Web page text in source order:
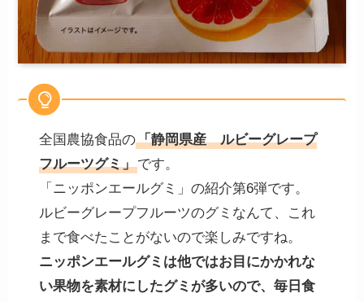
全国農協食品の「静岡県産 ルビーグレープ
フルーツグミ」です。
「ニッポンエールグミ」の紹介第6弾です。
ルビーグレープフルーツのグミなんて、これ
まで食べたことがないので楽しみですね。
ニッポンエールグミは他ではお目にかかれな
い果物を素材にしたグミが多いので、毎日食